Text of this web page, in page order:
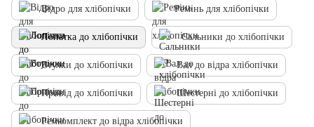
Відро для хлібопічки Ремінь для хлібопічки
Лопатка до хлібопічки Сальники до хлібопічки
Втулки до хлібопічки Вал до відра хлібопічки
Привід до хлібопічки Шестерні до хлібопічки
Ремкомплект до відра хлібопічки